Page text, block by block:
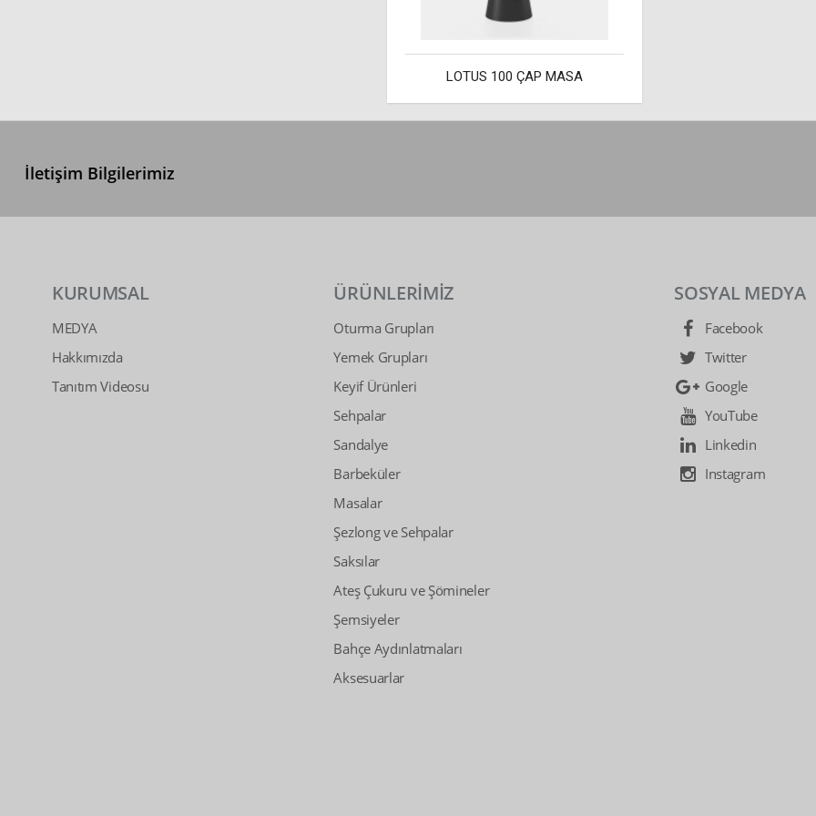
LOTUS 100 ÇAP MASA
İletişim Bilgilerimiz
KURUMSAL
MEDYA
Hakkımızda
Tanıtım Videosu
ÜRÜNLERİMİZ
Oturma Grupları
Yemek Grupları
Keyif Ürünleri
Sehpalar
Sandalye
Barbeküler
Masalar
Şezlong ve Sehpalar
Saksılar
Ateş Çukuru ve Şömineler
Şemsiyeler
Bahçe Aydınlatmaları
Aksesuarlar
SOSYAL MEDYA
Facebook
Twitter
Google
YouTube
Linkedin
Instagram